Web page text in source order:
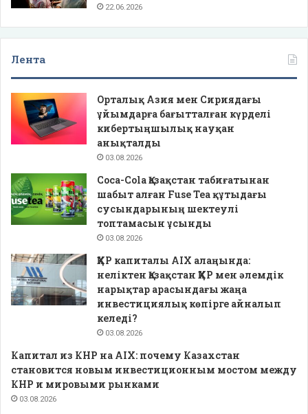
22.06.2026
Лента
Орталық Азия мен Сириядағы
ұйымдарға бағытталған күрделі
кибертыңшылық науқан
анықталды
03.08.2026
Coca-Cola Қазақстан табиғатынан
шабыт алған Fuse Tea құтыдағы
сусындарының шектеулі
топтамасын ұсынды
03.08.2026
ҚХР капиталы AIX алаңында:
неліктен Қазақстан ҚХР мен әлемдік
нарықтар арасындағы жаңа
инвестициялық көпірге айналып
келеді?
03.08.2026
Капитал из КНР на AIX: почему Казахстан
становится новым инвестиционным мостом между
КНР и мировыми рынками
03.08.2026